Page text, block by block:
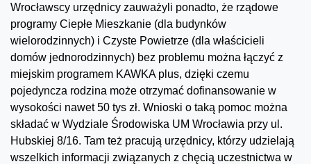
Wrocławscy urzędnicy zauważyli ponadto, że rządowe
programy Ciepłe Mieszkanie (dla budynków
wielorodzinnych) i Czyste Powietrze (dla właścicieli
domów jednorodzinnych) bez problemu można łączyć z
miejskim programem KAWKA plus, dzięki czemu
pojedyncza rodzina może otrzymać dofinansowanie w
wysokości nawet 50 tys zł. Wnioski o taką pomoc można
składać w Wydziale Środowiska UM Wrocławia przy ul.
Hubskiej 8/16. Tam też pracują urzędnicy, którzy udzielają
wszelkich informacji związanych z chęcią uczestnictwa w